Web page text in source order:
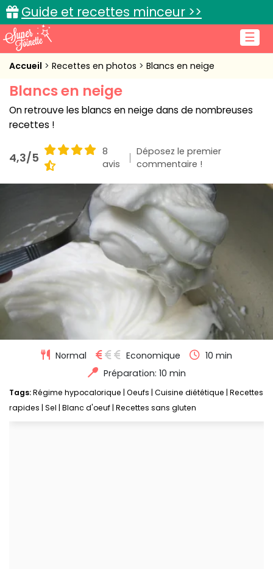
☰
Guide et recettes minceur >>
Accueil
Recettes de cuisine
Cuisine pratique
L'actu cuisine
Connexion
Accueil Recettes en photos Blancs en neige
Blancs en neige
On retrouve les blancs en neige dans de nombreuses
recettes !
4,3/5
8
avis
Déposez le premier
commentaire !
Normal Economique
10 min
Préparation: 10 min
Tags:Régime hypocalorique Oeufs Cuisine diététique Recettes
rapides Sel Blanc d'oeuf Recettes sans gluten